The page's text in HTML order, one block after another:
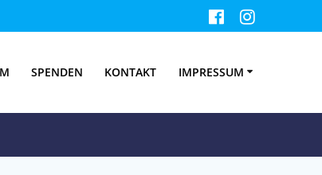
SPENDEN KONTAKT IMPRESSUM